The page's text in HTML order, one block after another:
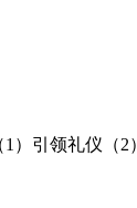
引领礼仪（2